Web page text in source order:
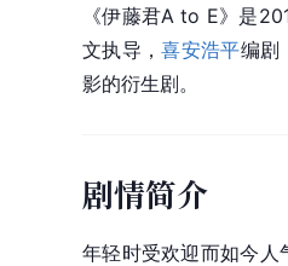
《伊藤君A to E》是
文执导，喜安浩平编剧
影的衍生剧。
剧情简介
年轻时受欢迎而如今